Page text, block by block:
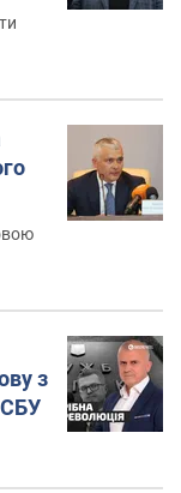
в
мережі
з
СБУ